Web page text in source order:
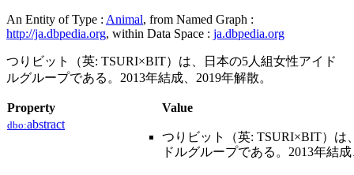
An Entity of Type : Animal, from Named Graph :
http://ja.dbpedia.org, within Data Space : ja.dbpedia.org
つりビット（英: TSURI×BIT）は、日本の5人組女性アイド
ルグループである。2013年結成、2019年解散。
Property Value
dbo:abstract
つりビット（英: TSURI×BIT）は
ドルグループである。2013年結